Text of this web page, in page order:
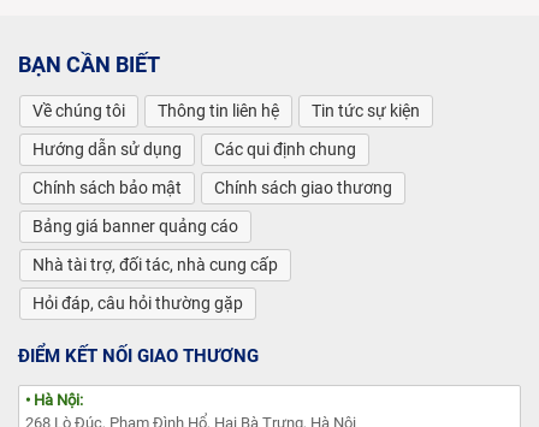
BẠN CẦN BIẾT
Về chúng tôi Thông tin liên hệ
Tin tức sự kiện
Hướng dẫn sử dụng
Các qui định chung
Chính sách bảo mật
Chính sách giao thương
Bảng giá banner quảng cáo
Nhà tài trợ, đối tác, nhà cung cấp
Hỏi đáp, câu hỏi thường gặp
ĐIỂM KẾT NỐI GIAO THƯƠNG
• Hà Nội:
268 Lò Đúc, Phạm Đình Hổ, Hai Bà Trưng, Hà Nội